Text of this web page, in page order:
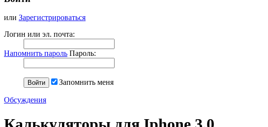
или Зарегистрироваться
Логин или эл. почта:
Напомнить пароль Пароль:
Запомнить меня
Обсуждения